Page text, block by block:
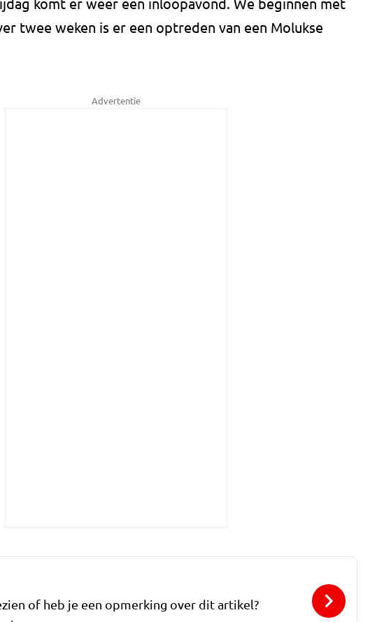
twee weken is er een optreden van een Molukse
Advertentie
of heb je een opmerking over dit artikel?